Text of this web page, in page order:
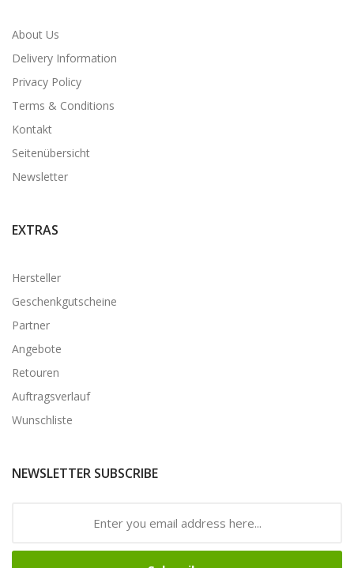
About Us
Delivery Information
Privacy Policy
Terms & Conditions
Kontakt
Seitenübersicht
Newsletter
EXTRAS
Hersteller
Geschenkgutscheine
Partner
Angebote
Retouren
Auftragsverlauf
Wunschliste
NEWSLETTER SUBSCRIBE